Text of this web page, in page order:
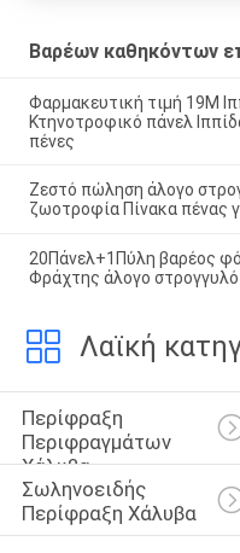
Βαρέων καθηκόντων
Φαρμακευτική τιμή 19M
Κτηνοτροφικό πάνελ
πένες
Ζεστό πώληση άλογο
ζωοτροφία Πίνακα πένας
20Πάνελ+1Πύλη βαρέος
Φράχτης άλογο
Λαϊκή
Περίφραξη
Περιφραγμάτων
Χάλυβα
Σωληνοειδής
Περίφραξη Χάλυβα